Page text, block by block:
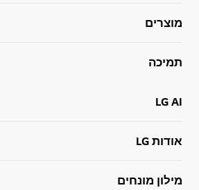
מוצרים
תמיכה
LG AI
אודות LG
מילון מונחים